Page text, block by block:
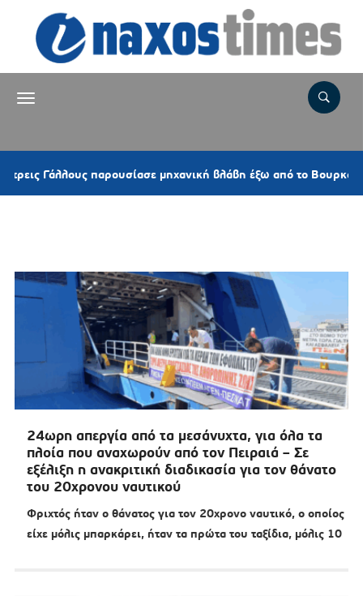
παρουσίασε μηχανική βλάβη έξω από το Βουρκάρι
24ωρη απεργία από τα μεσάνυχτα, για όλα τα
πλοία που αναχωρούν από τον Πειραιά – Σε
εξέλιξη η ανακριτική διαδικασία για τον θάνατο
του 20χρονου ναυτικού
Φριχτός ήταν ο θάνατος για τον 20χρονο ναυτικό, ο οποίος
είχε μόλις μπαρκάρει, ήταν τα πρώτα του ταξίδια, μόλις 10